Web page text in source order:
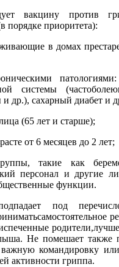
вакцину против
порядке приоритета):
в домах
системы
и др.), сахарный диабет и
(65 лет и старше);
от 6 месяцев до 2 лет;
такие как
персонал и другие
функции.
под
Не помешает также
важную командировку
активности гриппа.